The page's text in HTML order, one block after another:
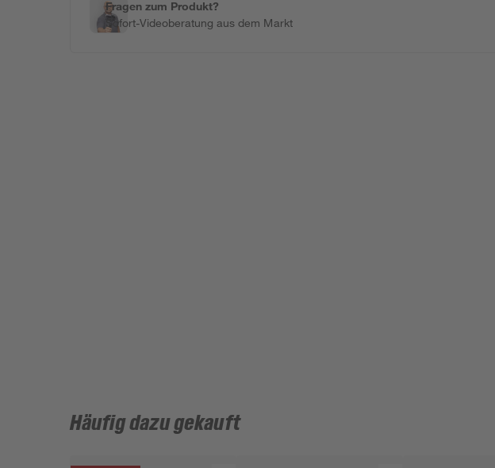
Fragen zum Produkt?
Sofort-Videoberatung aus dem Markt
Häufig dazu gekauft